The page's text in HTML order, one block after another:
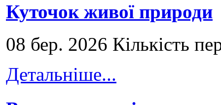
Куточок живої природи
08 бер. 2026 Кількість
Детальніше...